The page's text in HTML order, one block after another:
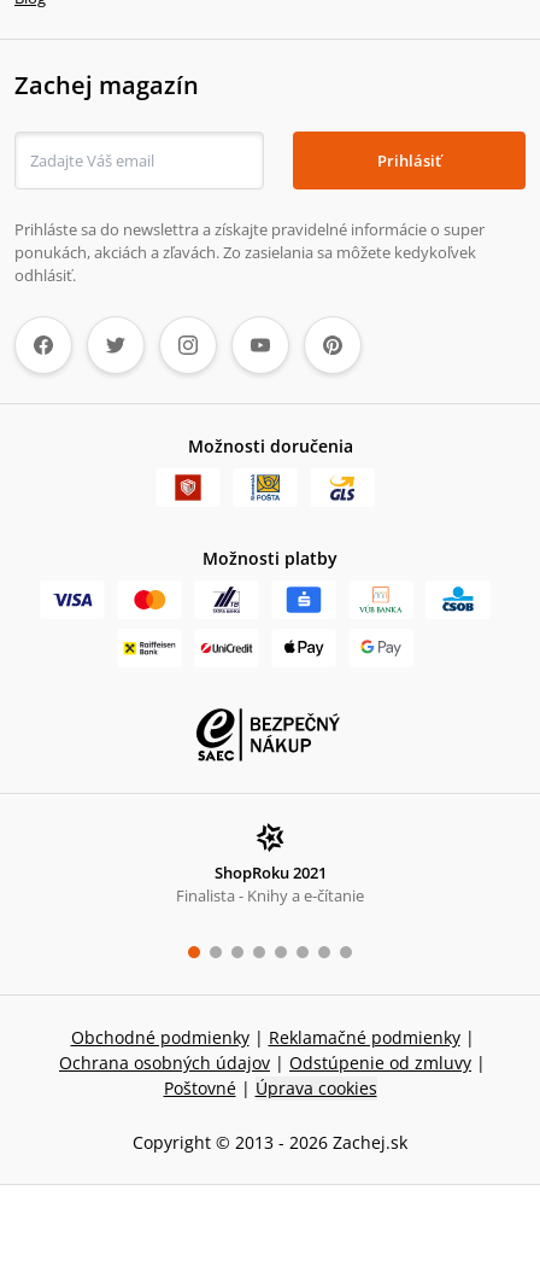
Zachej magazín
Prihlásiť
Prihláste sa do newslettra a získajte pravidelné informácie o super
ponukách, akciách a zľavách. Zo zasielania sa môžete kedykoľvek
odhlásiť.
Možnosti doručenia
Možnosti platby
ShopRoku 2021
Finalista - Knihy a e-čítanie
Obchodné podmienky | Reklamačné podmienky |
Ochrana osobných údajov | Odstúpenie od zmluvy |
Poštovné | Úprava cookies
Copyright © 2013 - 2026 Zachej.sk